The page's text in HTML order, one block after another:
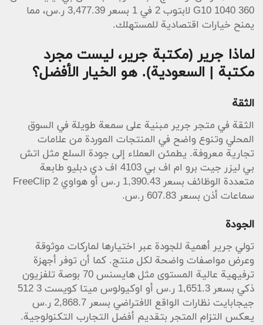
360 1040 G10 لابتوب 2 في 1 بسعر 3,477.39 ر.س، مما
يمنح خيارات اقتصادية للمستهلك.
لماذا جرير (مكتبة جرير، ليست مجرد
مكتبة | السعودية). هو الخيار الأفضل؟
الثقة
الثقة في متجر جرير مبنية على سمعة طويلة في السوق
المحلي وتنوع واضح في المنتجات الموردة من علامات
تجارية معروفة. يطمئن العملاء إلى جودة السلع مثل اتش
بي ليزر جيت برو ام اف بي 4103 اف دي دبليو طابعة
متعددة الوظائف بسعر 1,390.43 ر.س أو هواوي FreeClip 2
سماعات أذن بسعر 607.83 ر.س.
الجودة
تولي جرير أهمية للجودة عبر اختيارها لماركات موثوقة
وعرض مواصفات واضحة لكل منتج. كما أن توفر أجهزة
ترفيهية عالية المستوى مثل هايسنس 70 بوصة تلفزيون
ذكي بسعر 1,651.3 ر.س أو اوكيولوس ميتا كويست 3 512
جيجابايت نظارات الواقع الافتراضي بسعر 2,868.7 ر.س
يعكس التزام المتجر بتقديم أفضل التجارب التكنولوجية.